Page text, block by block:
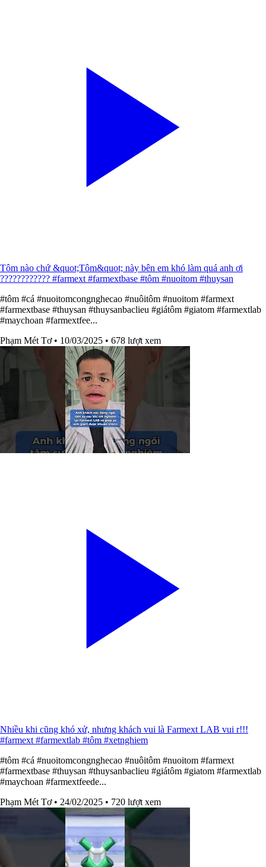
Tôm nào chứ &quot;Tôm&quot; này bên em khó làm quá anh ơi
???????????? #farmext #farmextbase #tôm #nuoitom #thuysan
#tôm #cá #nuoitomcongnghecao #nuôitôm #nuoitom #farmext
#farmextbase #thuysan #thuysanbaclieu #giátôm #giatom #farmextlab
#maychoan #farmextfee...
Phạm Mét Tơ • 10/03/2025 • 678 lượt xem
Nhiều khi cũng khó xử, nhưng khách vui là Farmext LAB vui r!!!
#farmext #farmextlab #tôm #xetnghiem
#tôm #cá #nuoitomcongnghecao #nuôitôm #nuoitom #farmext
#farmextbase #thuysan #thuysanbaclieu #giátôm #giatom #farmextlab
#maychoan #farmextfeede...
Phạm Mét Tơ • 24/02/2025 • 720 lượt xem